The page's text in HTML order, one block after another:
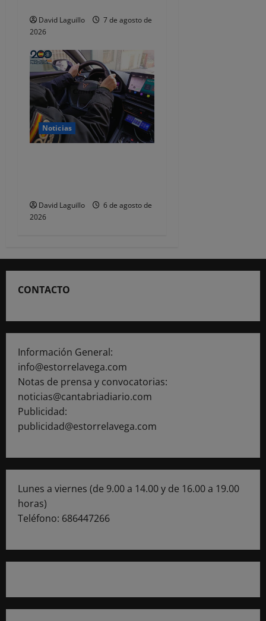
David Laguillo
7 de agosto de
2026
Noticias
David Laguillo
6 de agosto de
2026
CONTACTO
Información General:
info@estorrelavega.com
Notas de prensa y convocatorias:
noticias@cantabriadiario.com
Publicidad:
publicidad@estorrelavega.com
Lunes a viernes (de 9.00 a 14.00 y de 16.00 a 19.00
horas)
Teléfono: 686447266